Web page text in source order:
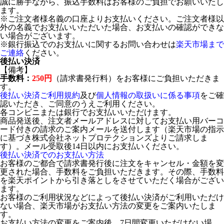
誠に勝手ながら、振込手数料はお客様のご負担でお願いいたし
ます。
※ご注文者様名義の口座よりお支払いください。ご注文者様以
外の名義でお支払いいただいた場合、お支払いの確認ができな
い場合がございます。
※銀行振込でのお支払いに関するお問い合わせは楽天市場まで
ご連絡 ください。
後払い決済
【備考】
手数料： 250円
（請求書発行料）をお客様にご負担いただきま
す。
後払い決済ご利用規約及び個人情報の取扱いに係る事項をご確
認いただき、ご同意のうえご利用ください。
各コンビニまたは銀行でお支払いいただけます。
商品発送後、注文者メールアドレスに対してお支払い用バーコ
ード付きの請求のご案内メールを送付します（楽天市場の指示
に基づき株式会社ネットプロテクションズよりご請求しま
す）。メール受取後14日以内にお支払いください。
後払い決済でのお支払い方法
お客様のご都合で請求書発行後に注文をキャンセル・金額を変
更された場合、手数料をご負担いただきます。その際、手数料
を楽天ポイントから引き落としをさせていただく場合がござい
ます。
お客様のご利用状況などによって後払い決済がご利用いただけ
ない場合、楽天市場がお支払い方法の変更をご案内いたしま
す。